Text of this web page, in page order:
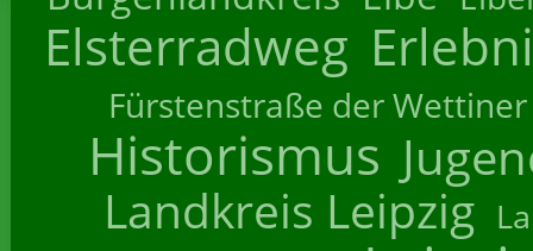
Elsterradweg
Fürstenstraße der Wettiner
Historismus
Landkreis Leipzig